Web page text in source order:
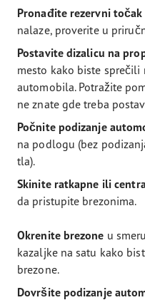
Pronađite rezervni točak
nalaze, proverite u
Postavite dizalicu na
mesto kako biste
automobila. Potražite
ne znate gde treba
Počnite podizanje
na podlogu (bez
tla).
Skinite ratkapne ili
da pristupite brezonima.
Okrenite brezone u
kazaljke na satu kako
brezone.
Dovršite podizanje